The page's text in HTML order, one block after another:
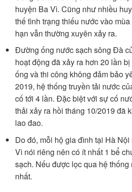
huyện Ba Vì. Cũng như nhiều
thế tình trạng thiếu nước vào
hạn vẫn thường xuyên xảy ra.
Đường ống nước sạch sông Đà
hoạt động đã xảy ra hơn 20 lần
ống và thi công không đảm bảo
2019, hệ thống truyền tải nước
cố tới 4 lần. Đặc biệt với sự cố
thải xảy ra hồi tháng 10/2019 đã
lao đao.
Do đó, mỗi hộ gia đình tại Hà
Vì nói riêng nên có ít nhất 1 bể
sạch. Nếu được lọc qua hệ
nhất.